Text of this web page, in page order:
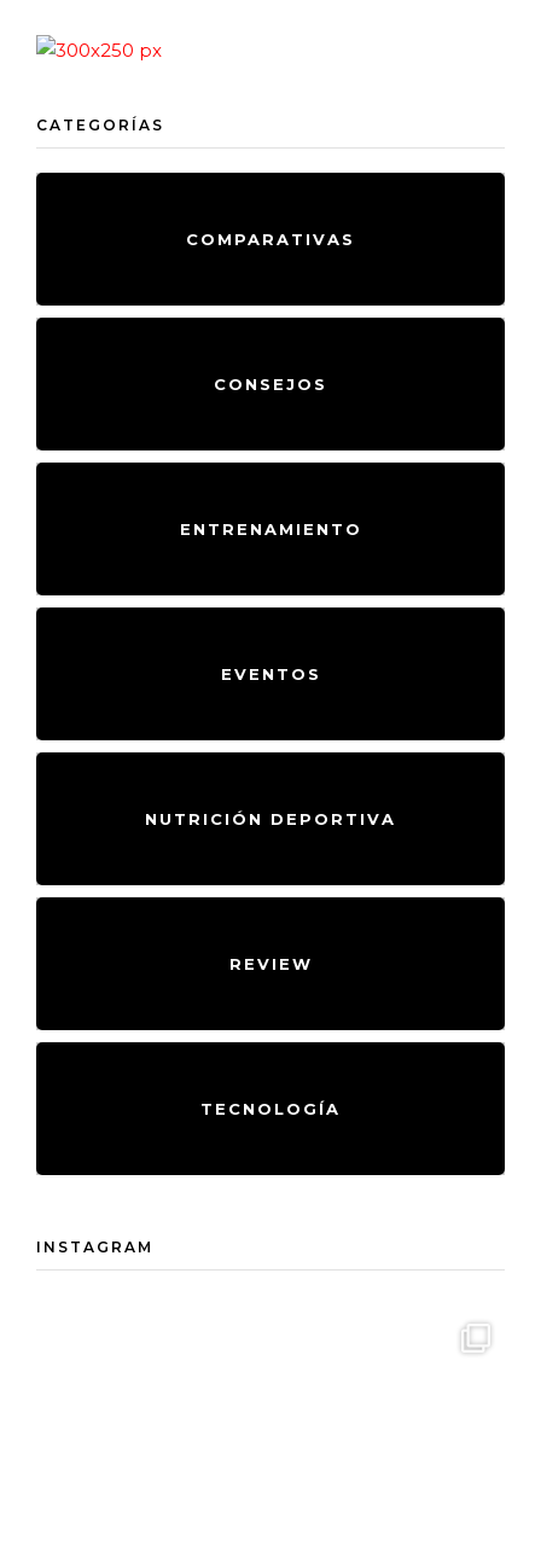
CATEGORÍAS
COMPARATIVAS
CONSEJOS
ENTRENAMIENTO
EVENTOS
NUTRICIÓN DEPORTIVA
REVIEW
TECNOLOGÍA
INSTAGRAM